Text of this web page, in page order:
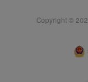
Copyright ©